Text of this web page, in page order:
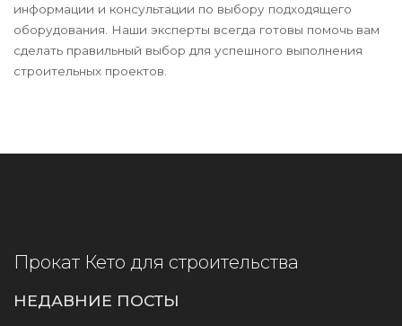
информации и консультации по выбору подходящего
оборудования. Наши эксперты всегда готовы помочь вам
сделать правильный выбор для успешного выполнения
строительных проектов.
Прокат Кето для строительства
НЕДАВНИЕ ПОСТЫ